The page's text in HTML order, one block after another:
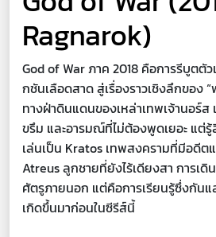
Ragnarok)
God of War ภาค 2018 คือการรีบูตตั
กชันเลือดสาด สู่เรื่องราวเชิงลึกของ
ทางฝ่าดินแดนของเหล่าเทพเจ้านอร์ส
ขรึม และอารมณ์ที่ไม่ต้องพูดเยอะ แต่รู้
เล่นเป็น Kratos เทพสงครามที่มีอดีต
Atreus ลูกชายที่ยังไร้เดียงสา การเดิ
ศัตรูภายนอก แต่คือการเรียนรู้ซึ่งกันแ
เกิดขึ้นมาก่อนในซีรีส์นี้